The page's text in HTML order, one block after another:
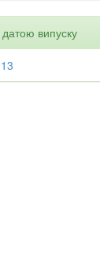
датою випуску